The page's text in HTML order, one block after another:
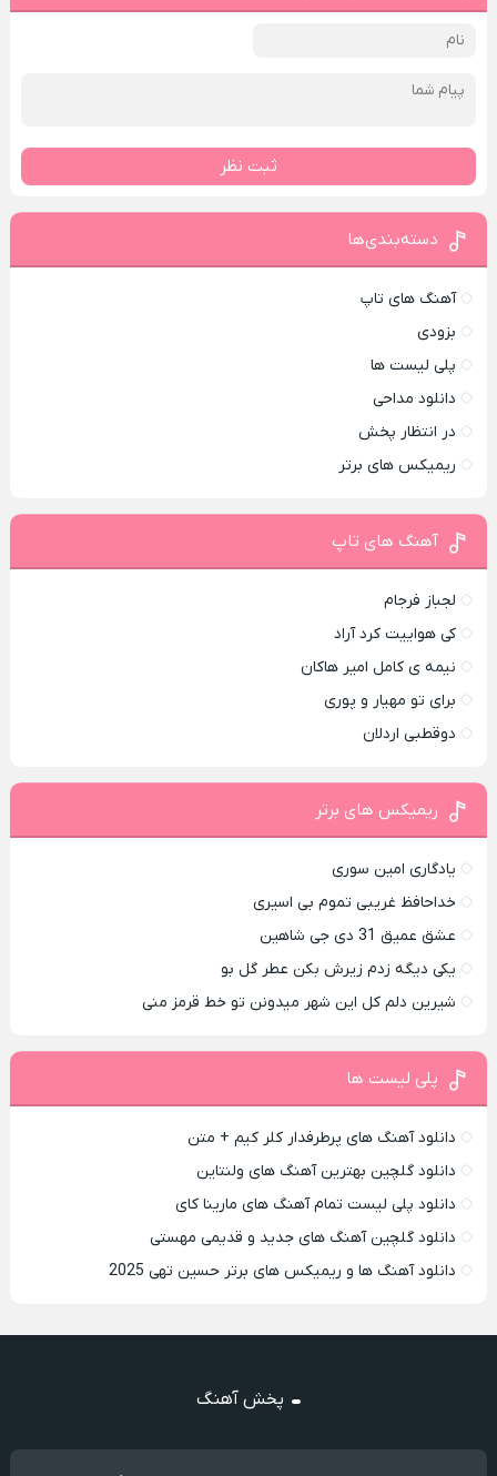
ثبت نظر
دسته‌بندی‌ها
آهنگ های تاپ
بزودی
پلی لیست ها
دانلود مداحی
در انتظار پخش
ریمیکس های برتر
آهنگ های تاپ
لجباز فرجام
کی هواییت کرد آراد
نیمه ی کامل امیر هاکان
برای تو مهیار و پوری
دوقطبی اردلان
ریمیکس های برتر
یادگاری امین سوری
خداحافظ غریبی تموم بی اسیری
عشق عمیق 31 دی جی شاهین
یکی دیگه زدم زیرش بکن عطر گل بو
شیرین دلم کل این شهر میدونن تو خط قرمز منی
پلی لیست ها
دانلود آهنگ های پرطرفدار کلر کیم + متن
دانلود گلچین بهترین آهنگ های ولنتاین
دانلود پلی لیست تمام آهنگ های مارینا کای
دانلود گلچین آهنگ های جدید و قدیمی مهستی
دانلود آهنگ ها و ریمیکس های برتر حسین تهی 2025
پخش آهنگ